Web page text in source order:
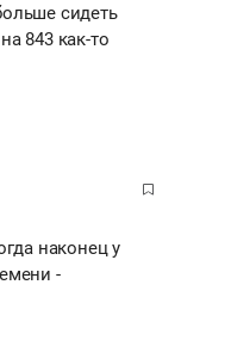
сидеть
843 как-то
наконец у
-